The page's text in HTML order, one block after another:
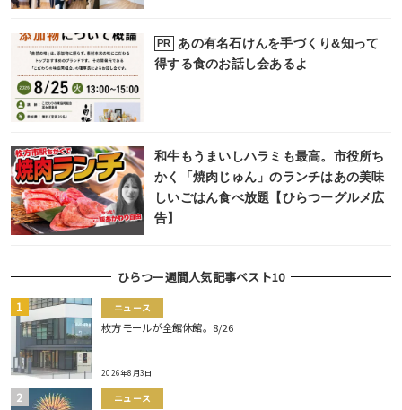
PR
あの有名石けんを手づくり&知って
得する食のお話し会あるよ
和牛もうまいしハラミも最高。市役所ち
かく「焼肉じゅん」のランチはあの美味
しいごはん食べ放題【ひらつーグルメ広
告】
ひらつー週間人気記事ベスト10
ニュース
枚方モールが全館休館。8/26
2026年8月3日
ニュース